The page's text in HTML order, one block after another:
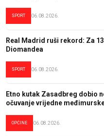
SPORT 06.08.2026.
Real Madrid ruši rekord: Za
Diomandea
SPORT 06.08.2026.
Etno kutak Zasadbreg dobio
očuvanje vrijedne
OPĆINE 06.08.2026.